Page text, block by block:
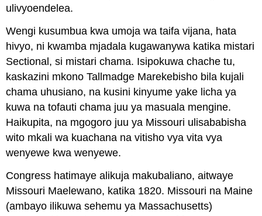
ulivyoendelea.
Wengi kusumbua kwa umoja wa taifa vijana, hata
hivyo, ni kwamba mjadala kugawanywa katika mistari
Sectional, si mistari chama. Isipokuwa chache tu,
kaskazini mkono Tallmadge Marekebisho bila kujali
chama uhusiano, na kusini kinyume yake licha ya
kuwa na tofauti chama juu ya masuala mengine.
Haikupita, na mgogoro juu ya Missouri ulisababisha
wito mkali wa kuachana na vitisho vya vita vya
wenyewe kwa wenyewe.
Congress hatimaye alikuja makubaliano, aitwaye
Missouri Maelewano, katika 1820. Missouri na Maine
(ambayo ilikuwa sehemu ya Massachusetts)